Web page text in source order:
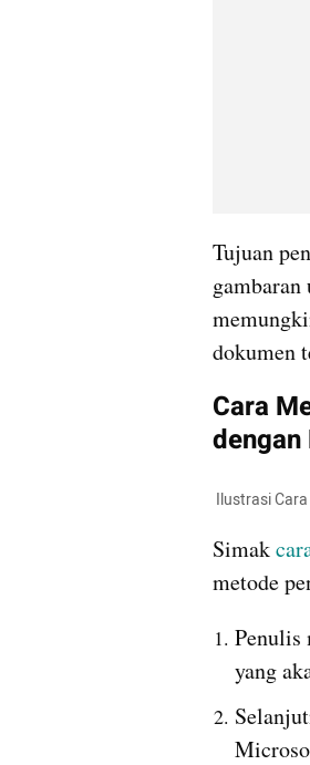
Tujuan
dokumen
Cara
Ilustrasi
Simak
metode
Penulis
yang